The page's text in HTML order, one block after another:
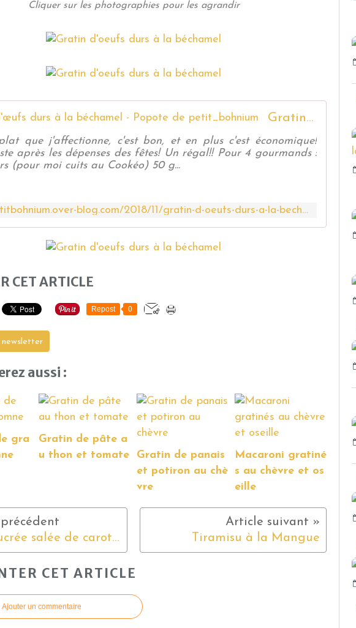
Cliquer sur les photographies pour les agrandir
Gratin d'œufs durs à la béchamel - Popote de petit_bohnium
que j'affectionne, c'est bon, et en plus c'est économique!
après les dépenses des fêtes! Un régal!! Pour 4 gourmands :
(pour moi cuits au Cookéo) 50 g...
http://petitbohnium.over-blog.com/2018/11/gratin-d-oeufs-durs-a-la-bechamel.html
CET ARTICLE
Repost 0
newsletter
aussi :
gra
Gratin de pâte a
u thon et tomate
Gratin de panais
et potiron au chè
vre
Macaroni gratiné
s au chèvre et os
eille
Salade sucrée salée de carottes Tiramisu à la Mangue
CET ARTICLE
Ajouter un commentaire